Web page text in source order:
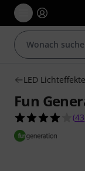
LED Lichteffekte
Fun
(43